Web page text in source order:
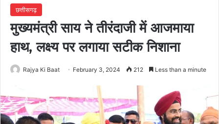
छत्तीसगढ़
मुख्यमंत्री साय ने तीरंदाजी में आजमाया
हाथ, लक्ष्य पर लगाया सटीक निशाना
Rajya Ki Baat February 3, 2024 212 Less than a minute